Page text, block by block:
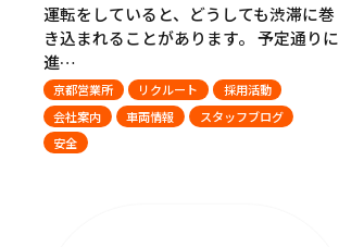
運転をしていると、どうしても渋滞に巻
き込まれることがあります。 予定通りに
進…
京都営業所 リクルート
採用活動
会社案内
車両情報
スタッフブログ
安全